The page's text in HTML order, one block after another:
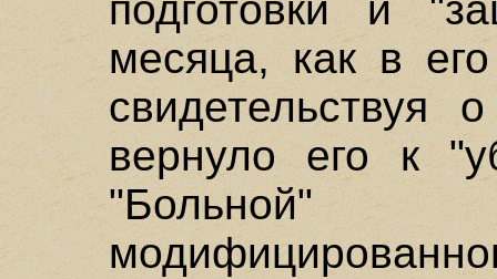
подготовки и
месяца, как в
свидетельствуя
вернуло его к